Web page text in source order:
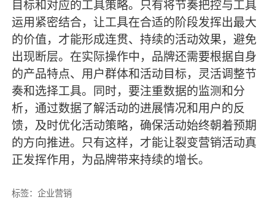
目标和对应的工具策略。只有将节奏把控与工具
运用紧密结合，让工具在合适的阶段发挥出最大
的价值，才能形成连贯、持续的活动效果，避免
出现断层。在实际操作中，品牌还需要根据自身
的产品特点、用户群体和活动目标，灵活调整节
奏和选择工具。同时，要注重数据的监测和分
析，通过数据了解活动的进展情况和用户的反
馈，及时优化活动策略，确保活动始终朝着预期
的方向推进。只有这样，才能让裂变营销活动真
正发挥作用，为品牌带来持续的增长。
标签：企业营销